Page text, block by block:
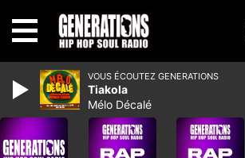
VOUS ÉCOUTEZ GENERATIONS
Tiakola
Mélo Décalé